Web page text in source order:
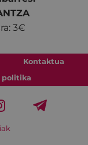
3€
Kontaktua
politika